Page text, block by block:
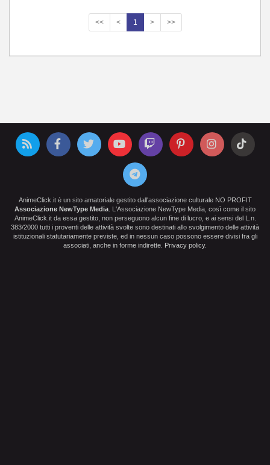
<< < 1 > >>
AnimeClick.it è un sito amatoriale gestito dall'associazione culturale NO PROFIT
Associazione NewType Media . L'Associazione NewType Media, così come il sito
AnimeClick.it da essa gestito, non perseguono alcun fine di lucro, e ai sensi del L.n.
383/2000 tutti i proventi delle attività svolte sono destinati allo svolgimento delle attività
istituzionali statutariamente previste, ed in nessun caso possono essere divisi fra gli
associati, anche in forme indirette. Privacy policy.